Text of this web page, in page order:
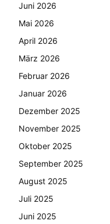
Juni 2026
Mai 2026
April 2026
März 2026
Februar 2026
Januar 2026
Dezember 2025
November 2025
Oktober 2025
September 2025
August 2025
Juli 2025
Juni 2025